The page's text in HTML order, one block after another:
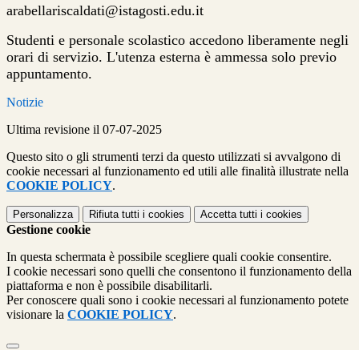
arabellariscaldati@istagosti.edu.it
Studenti e personale scolastico accedono liberamente negli
orari di servizio. L'utenza esterna è ammessa solo previo
appuntamento.
Notizie
Ultima revisione il 07-07-2025
Questo sito o gli strumenti terzi da questo utilizzati si avvalgono di
cookie necessari al funzionamento ed utili alle finalità illustrate nella
COOKIE POLICY.
Personalizza Rifiuta tutti i cookies Accetta tutti i cookies
Gestione cookie
In questa schermata è possibile scegliere quali cookie consentire.
I cookie necessari sono quelli che consentono il funzionamento della
piattaforma e non è possibile disabilitarli.
Per conoscere quali sono i cookie necessari al funzionamento potete
visionare la COOKIE POLICY.